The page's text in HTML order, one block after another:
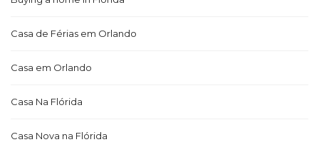
Casa de Férias em Orlando
Casa em Orlando
Casa Na Flórida
Casa Nova na Flórida